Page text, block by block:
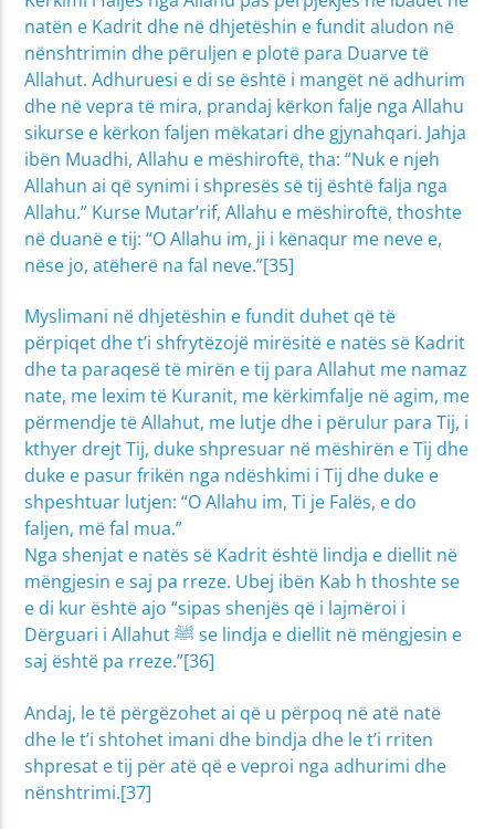
natën e Kadrit dhe në dhjetëshin e fundit aludon në
nënshtrimin dhe përuljen e plotë para Duarve të
Allahut. Adhuruesi e di se është i mangët në adhurim
dhe në vepra të mira, prandaj kërkon falje nga Allahu
sikurse e kërkon faljen mëkatari dhe gjynahqari. Jahja
ibën Muadhi, Allahu e mëshiroftë, tha: “Nuk e njeh
Allahun ai që synimi i shpresës së tij është falja nga
Allahu.” Kurse Mutar’rif, Allahu e mëshiroftë, thoshte
në duanë e tij: “O Allahu im, ji i kënaqur me neve e,
nëse jo, atëherë na fal neve.”[35]
Myslimani në dhjetëshin e fundit duhet që të
përpiqet dhe t’i shfrytëzojë mirësitë e natës së Kadrit
dhe ta paraqesë të mirën e tij para Allahut me namaz
nate, me lexim të Kuranit, me kërkimfalje në agim, me
përmendje të Allahut, me lutje dhe i përulur para Tij, i
kthyer drejt Tij, duke shpresuar në mëshirën e Tij dhe
duke e pasur frikën nga ndëshkimi i Tij dhe duke e
shpeshtuar lutjen: “O Allahu im, Ti je Falës, e do
faljen, më fal mua.”
Nga shenjat e natës së Kadrit është lindja e diellit në
mëngjesin e saj pa rreze. Ubej ibën Kab h thoshte se
e di kur është ajo “sipas shenjës që i lajmëroi i
Dërguari i Allahut ﷺ se lindja e diellit në mëngjesin e
saj është pa rreze.”[36]
Andaj, le të përgëzohet ai që u përpoq në atë natë
dhe le t’i shtohet imani dhe bindja dhe le t’i rriten
shpresat e tij për atë që e veproi nga adhurimi dhe
nënshtrimi.[37]